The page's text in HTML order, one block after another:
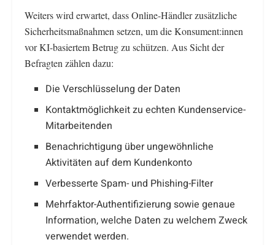
Weiters wird erwartet, dass Online-Händler zusätzliche
Sicherheitsmaßnahmen setzen, um die Konsument:innen
vor KI-basiertem Betrug zu schützen. Aus Sicht der
Befragten zählen dazu:
Die Verschlüsselung der Daten
Kontaktmöglichkeit zu echten Kundenservice-
Mitarbeitenden
Benachrichtigung über ungewöhnliche
Aktivitäten auf dem Kundenkonto
Verbesserte Spam- und Phishing-Filter
Mehrfaktor-Authentifizierung sowie genaue
Information, welche Daten zu welchem Zweck
verwendet werden.